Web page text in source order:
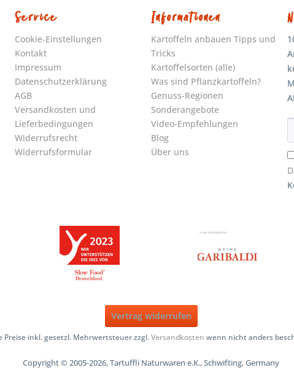
Service
Cookie-Einstellungen
Kontakt
Impressum
Datenschutzerklärung
AGB
Versandkosten und
Lieferbedingungen
Widerrufsrecht
Widerrufsformular
Informationen
Kartoffeln anbauen Tipps und
Tricks
Kartoffelsorten (alle)
Was sind Pflanzkartoffeln?
Genuss-Regionen
Sonderangebote
Video-Empfehlungen
Blog
Über uns
Vertrag widerrufen
Preise inkl. gesetzl. Mehrwertsteuer zzgl.Versandkosten wenn nicht anders
Copyright © 2005-2026, Tartuffli Naturwaren e.K., Schwifting, Germany